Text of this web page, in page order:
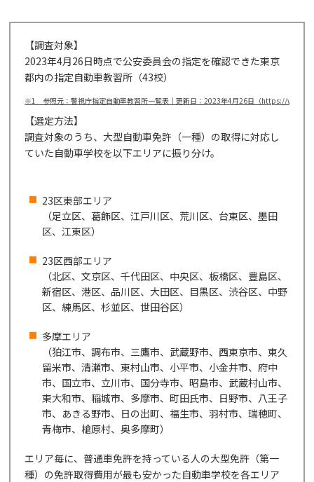
【調査対象】
2023年4月26日時点で公安委員会の指定を確認できた東京
都内の指定自動車教習所（43校）
※1 参照元：警視庁指定自動車教習所一覧表｜更新日：2023年4月26日（https://
【選定方法】
調査対象のうち、大型自動車免許（一種）の取得に対応し
ていた自動車学校を以下エリアに振り分け。
23区東部エリア
（足立区、葛飾区、江戸川区、荒川区、台東区、墨田
区、江東区）
23区西部エリア
（北区、文京区、千代田区、中央区、板橋区、豊島区、
新宿区、港区、品川区、大田区、目黒区、渋谷区、中野
区、練馬区、杉並区、世田谷区）
多摩エリア
（狛江市、調布市、三鷹市、武蔵野市、西東京市、東久
留米市、清瀬市、東村山市、小平市、小金井市、府中
市、国立市、立川市、国分寺市、昭島市、武蔵村山市、
東大和市、稲城市、多摩市、町田氏市、日野市、八王子
市、あきる野市、日の出町、福生市、羽村市、瑞穂町、
青梅市、槍原村、奥多摩町）
エリア毎に、普通車免許を持っている人の大型免許（第一
種）の免許取得費用が最も安かった自動車学校を各エリア